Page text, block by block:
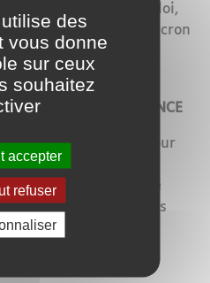
c’est écrit dans la loi,
a dit Emmanuel Macron
d’une possible
À LA CONCURRENCE
de décembre 2019 pour
et après avoir
avec la possibilité
d’attribuer des
fin 2023, pour une
Tout contrat signé
être mis en
des
vous donne
sur ceux
souhaitez
accepter
refuser